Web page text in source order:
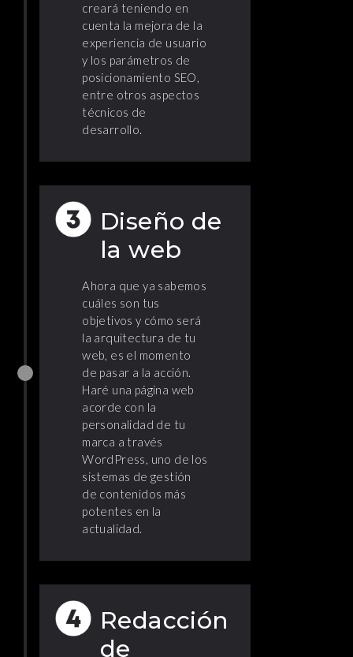
creará teniendo en
cuenta la mejora de la
experiencia de usuario
y los parámetros de
posicionamiento SEO,
entre otros aspectos
técnicos de
desarrollo.
Diseño de
la web
Ahora que ya sabemos
cuáles son tus
objetivos y cómo será
la arquitectura de tu
web, es el momento
de pasar a la acción.
Haré una página web
acorde con la
personalidad de tu
marca a través
WordPress, uno de los
sistemas de gestión
de contenidos más
potentes en la
actualidad.
Redacción
de